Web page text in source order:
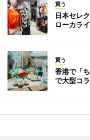
買う
日本セレ
ローカラ
買う
香港で「
で大型コ